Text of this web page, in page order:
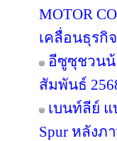
MOTOR
เคลื่อนธุรกิ
อีซูซุชวนน้
สัมพันธ์
เบนท์ลีย์ แ
Spur หลังภ